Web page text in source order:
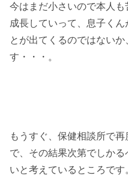
今はまだ小さいので本人
成長していって、息子く
とが出てくるのではない
す・・・。
もうすぐ、保健相談所で
で、その結果次第でしか
いと考えているところです